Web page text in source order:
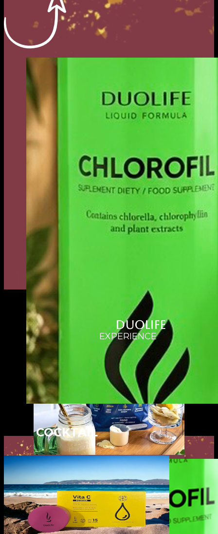
COCKTAIL
DUOLIFE
EXPERIENCE
VOTRE
PARTENAIRE
BEAUTÉ !
Chez Andréa Coiffure, on a sélectionné pour
toi les produits Duolife qu'on aime vraiment.
Des compléments et soins naturels, pensés
pour sublimer ta beauté au quotidien — et
prolonger l'expérience du salon à la maison.